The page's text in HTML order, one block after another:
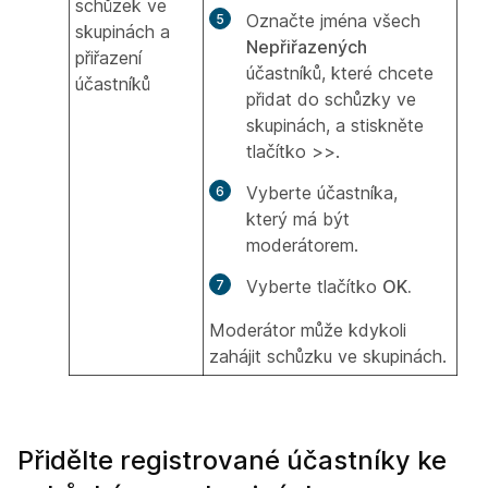
schůzek ve
skupinách a
přiřazení
účastníků
Označte jména všech
Nepřiřazených
účastníků, které chcete
přidat do schůzky ve
skupinách, a stiskněte
tlačítko >>.
Vyberte účastníka,
který má být
moderátorem.
Vyberte tlačítko OK.
Moderátor může kdykoli
zahájit schůzku ve skupinách.
Přidělte registrované účastníky ke